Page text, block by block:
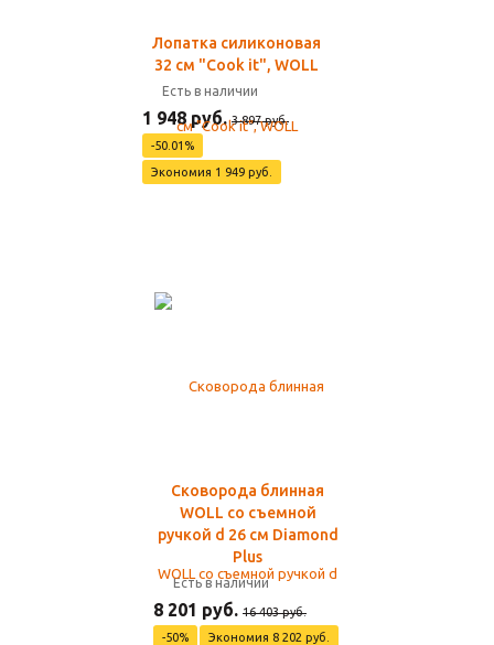
Лопатка силиконовая
32 см "Cook it", WOLL
Есть в наличии
1 948 руб. 3 897 руб.
-50.01%
Экономия 1 949 руб.
Сковорода блинная
WOLL со съемной
ручкой d 26 см Diamond
Plus
Есть в наличии
8 201 руб. 16 403 руб.
-50%
Экономия 8 202 руб.